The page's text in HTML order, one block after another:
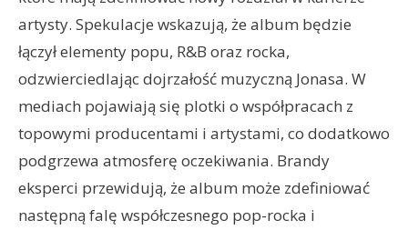
artysty. Spekulacje wskazują, że album będzie
łączył elementy popu, R&B oraz rocka,
odzwierciedlając dojrzałość muzyczną Jonasa. W
mediach pojawiają się plotki o współpracach z
topowymi producentami i artystami, co dodatkowo
podgrzewa atmosferę oczekiwania. Brandy
eksperci przewidują, że album może zdefiniować
następną falę współczesnego pop-rocka i